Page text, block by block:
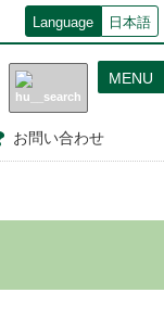
Language 日本語
お問い合わせ
MENU